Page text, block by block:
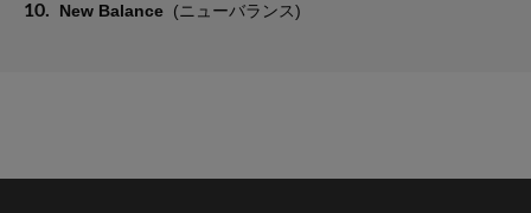
10. New Balance (ニューバランス)